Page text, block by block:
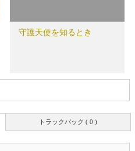
守護天使を知るとき
トラックバック ( 0 )